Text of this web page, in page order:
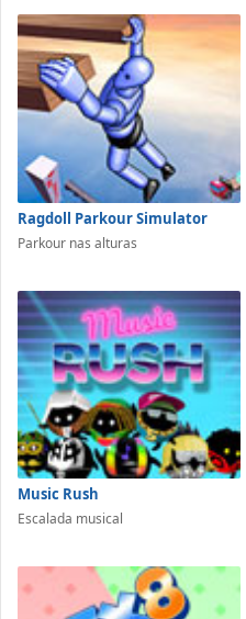
Ragdoll Parkour Simulator
Parkour nas alturas
Music Rush
Escalada musical